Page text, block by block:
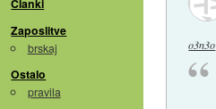
Članki
Zaposlitve
brskaj
Ostalo
pravila
o3n3o